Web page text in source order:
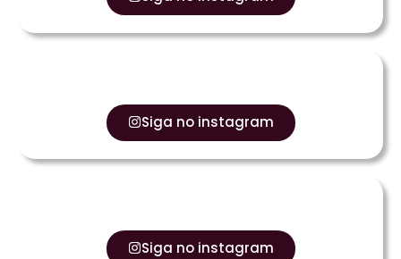
Siga no instagram
Siga no instagram